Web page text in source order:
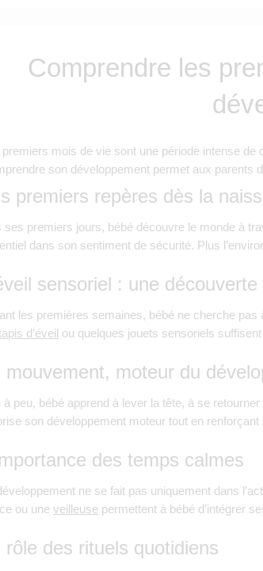
Comprendre les
premiers mois de vie sont une période intense
son développement permet aux parents
premiers repères dès la
ses premiers jours, bébé découvre le monde à
dans son sentiment de sécurité. Plus
sensoriel : une
les premières semaines, bébé ne cherche
d’éveil ou quelques jouets sensoriels
mouvement, moteur du
à peu, bébé apprend à lever la tête, à se
son développement moteur tout en renforçant
des temps calmes
développement ne se fait pas uniquement dans
ou une veilleuse permettent à bébé d’intégrer
rôle des rituels quotidiens